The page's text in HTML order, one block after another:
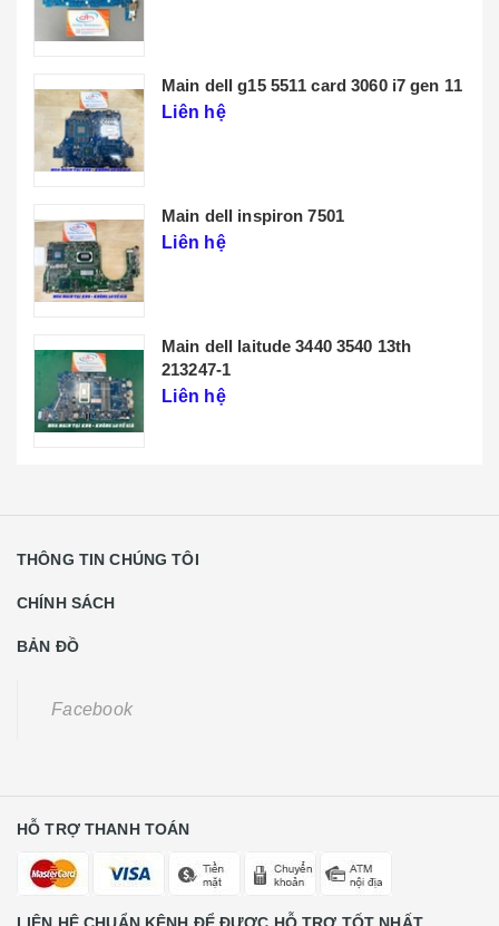
11
Facebook
LIÊN HỆ CHUẨN KÊNH ĐỂ ĐƯỢC HỖ TRỢ TỐT NHẤT
Khách Hàng Lẻ Liên Hệ